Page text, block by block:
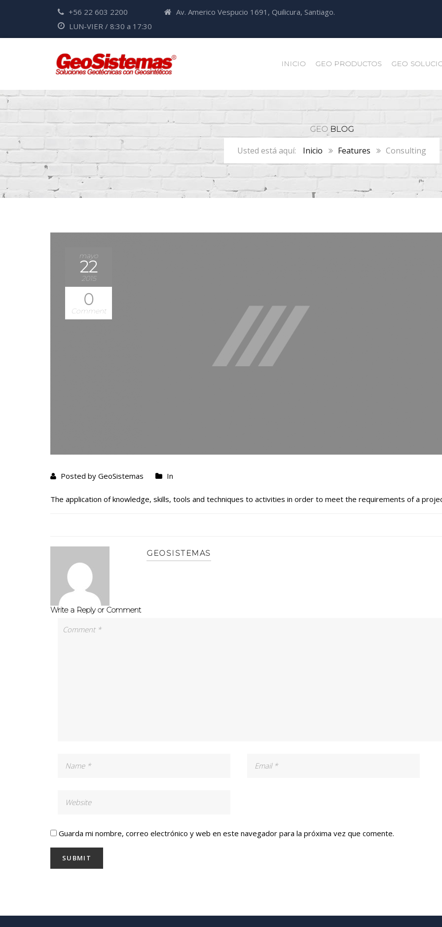
+56 22 603 2200
Av. Americo Vespucio 1691, Quilicura, Santiago.
LUN-VIER / 8:30 a 17:30
INICIO GEO PRODUCTOS GEO
GEOBLOG
Inicio Features Consulting
mayo
22
2015
0
Comment
Posted by GeoSistemas In
The application of knowledge, skills, tools and techniques to activities in order to meet the requirements of a
GEOSISTEMAS
Write a Reply or Comment
Guarda mi nombre, correo electrónico y web en este navegador para la próxima vez que comente.